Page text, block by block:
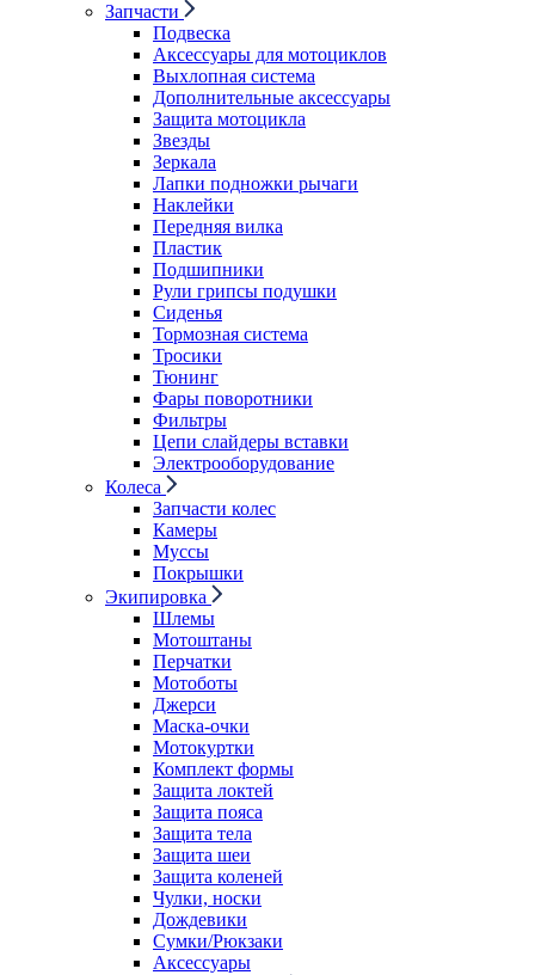
Запчасти
Подвеска
Аксессуары для мотоциклов
Выхлопная система
Дополнительные аксессуары
Защита мотоцикла
Звезды
Зеркала
Лапки подножки рычаги
Наклейки
Передняя вилка
Пластик
Подшипники
Рули грипсы подушки
Сиденья
Тормозная система
Тросики
Тюнинг
Фары поворотники
Фильтры
Цепи слайдеры вставки
Электрооборудование
Колеса
Запчасти колес
Камеры
Муссы
Покрышки
Экипировка
Шлемы
Мотоштаны
Перчатки
Мотоботы
Джерси
Маска-очки
Мотокуртки
Комплект формы
Защита локтей
Защита пояса
Защита тела
Защита шеи
Защита коленей
Чулки, носки
Дождевики
Сумки/Рюкзаки
Аксессуары